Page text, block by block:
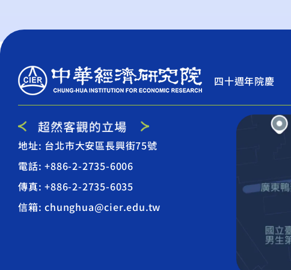
四十週年院慶
地址: 台北市大安區長興街75號
電話: +886-2-2735-6006
傳真: +886-2-2735-6035
信箱: chunghua@cier.edu.tw